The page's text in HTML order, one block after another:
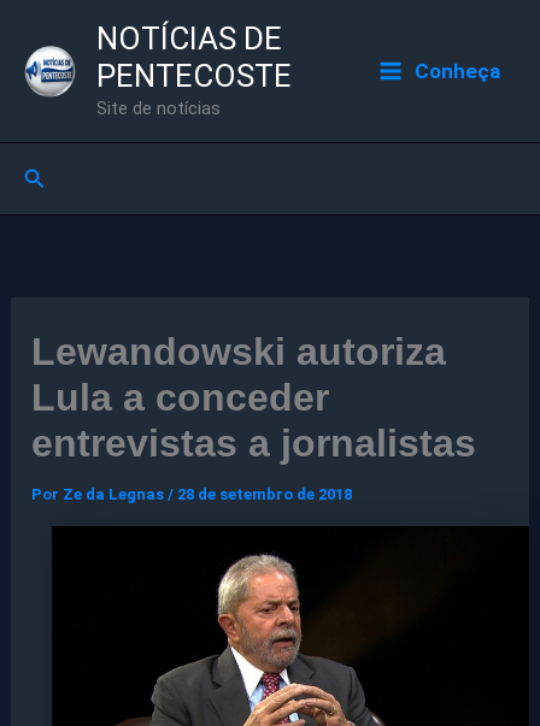
para
NOTÍCIAS DE
PENTECOSTE
Site de notícias
Conheça
Pesquisar
Lewandowski autoriza
Lula a conceder
entrevistas a jornalistas
Por Ze da Legnas/ 28 de setembro de 2018